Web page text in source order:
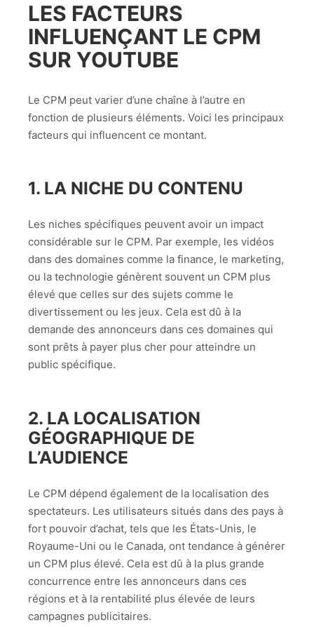
LES FACTEURS
INFLUENÇANT LE CPM
SUR YOUTUBE
Le CPM peut varier d’une chaîne à l’autre en
fonction de plusieurs éléments. Voici les principaux
facteurs qui influencent ce montant.
1. LA NICHE DU CONTENU
Les niches spécifiques peuvent avoir un impact
considérable sur le CPM. Par exemple, les vidéos
dans des domaines comme la finance, le marketing,
ou la technologie génèrent souvent un CPM plus
élevé que celles sur des sujets comme le
divertissement ou les jeux. Cela est dû à la
demande des annonceurs dans ces domaines qui
sont prêts à payer plus cher pour atteindre un
public spécifique.
2. LA LOCALISATION
GÉOGRAPHIQUE DE
L’AUDIENCE
Le CPM dépend également de la localisation des
spectateurs. Les utilisateurs situés dans des pays à
fort pouvoir d’achat, tels que les États-Unis, le
Royaume-Uni ou le Canada, ont tendance à générer
un CPM plus élevé. Cela est dû à la plus grande
concurrence entre les annonceurs dans ces
régions et à la rentabilité plus élevée de leurs
campagnes publicitaires.